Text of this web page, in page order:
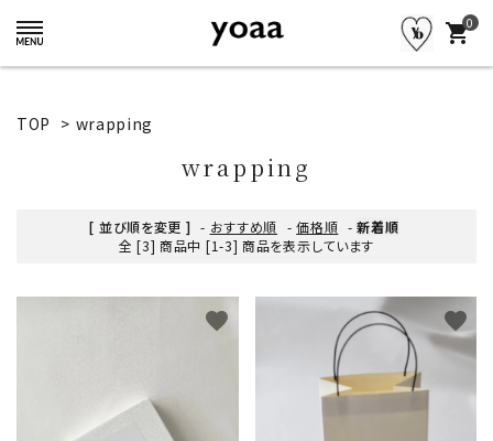
0
shopping_cart
TOP > wrapping
wrapping
[ 並び順を変更 ] - おすすめ順 -価格順 -新着順
全 [3] 商品中 [1-3] 商品を表示しています
favorite favorite